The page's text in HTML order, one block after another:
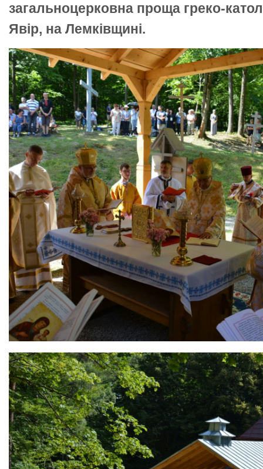
загальноцерковна проща греко-
Явір, на Лемківщині.